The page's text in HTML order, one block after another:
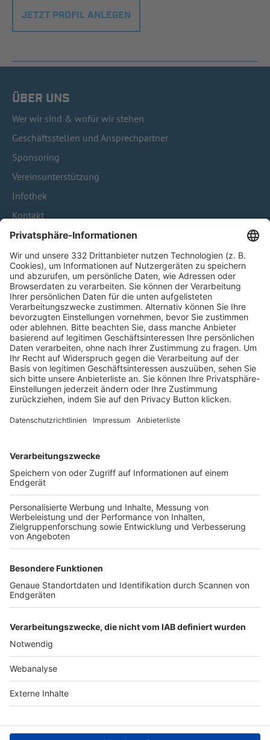
JETZT PROFIL ANLEGEN
ÜBER UNS
Wer wir sind & wofür wir stehen
Geschäftsstellen und Ansprechpartner
Sponsoring
Vereinsunterstützung
Infothek
Kontakt
HÄUFIG BESUCHTE SEITEN
Pässe und Vereinswechsel
Trainerausbildung
Schulungsangebot Vereinsmitarbeiter
BFV-Geschäftsstellen
Trainerbörse
Login SpielPlus
FOLGE DEM BFV
TOP-VEREINE
TOP-PARTNER
Nutzungsbedingungen Datenschutz Impressum